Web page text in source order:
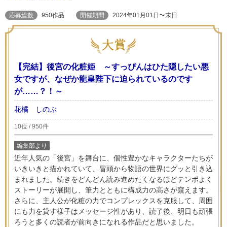
応募総数 950作品 開催期間 2024年01月01日〜末日
【完結】後宮の化粧姫 ～すっぴんはひた隠したい悪
女ですが、なぜか龍皇陛下に迫られているのです
が……？！～
花橘 しのぶ
10位 / 950件
編集部より
近年人気の「後宮」を舞台に、個性豊かなキャラクターたちが
いきいきと描かれていて、冒頭から物語の世界にグッと引き込
まれました。続きをどんどん読み進めたくなるほどテンポよく
ストーリーが展開し、筆力とともに構成力の高さが窺えます。
さらに、主人公が化粧の力でコンプレックスを克服して、周囲
にも力を貸す様子はメッセージ性があり、読了後、明日も頑張
ろうと多くの読者が前向きになれる作品だと思いました。